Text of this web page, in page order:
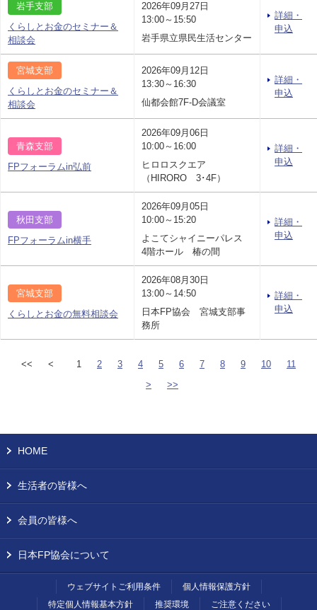
岩手支部
くらしとお金のセミナー＆
相談会
2026年09月27日
13:00～15:50
岩手県立県民生活センター
詳細・
申込
宮城支部
くらしとお金のセミナー＆
相談会
2026年09月12日
13:30～16:30
仙都会館7F-D会議室
詳細・
申込
青森支部
FPフォーラムin弘前
2026年09月06日
10:00～16:00
ヒロロスクエア
（HIRORO 3･4F）
詳細・
申込
秋田支部
FPフォーラムin横手
2026年09月05日
10:00～15:20
よこてシャイニーパレス
4階ホール 椿の間
詳細・
申込
宮城支部
くらしとお金の無料相談会
2026年08月30日
13:00～14:50
日本FP協会 宮城支部事
務所
詳細・
申込
<< < 1 2 3 4 5 6 7 8 9 10
11
>
>>
HOME
生活者の皆様へ
会員の皆様へ
日本FP協会について
ウェブサイトご利用条件
個人情報保護方針
特定個人情報基本方針
推奨環境 ご注意ください